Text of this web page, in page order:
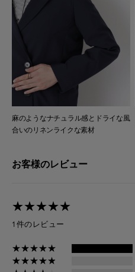
麻のようなナチュラル感とドライな風
合いのリネンライクな素材
お客様のレビュー
★★★★★
★★★★★
1件のレビュー
★★★★★
★★★★★
★★★★★
★★★★★